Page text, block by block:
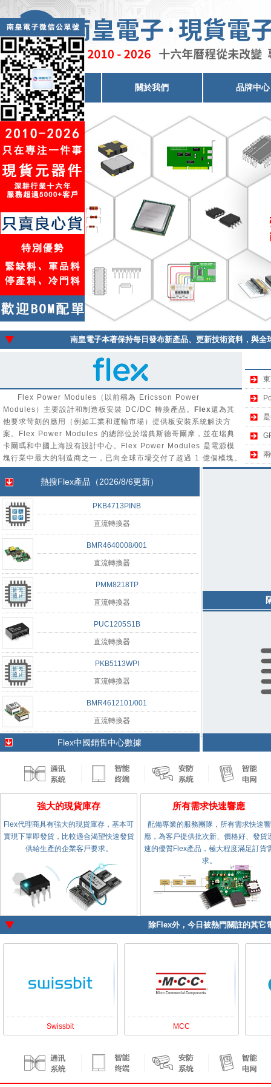
電子元器件代理 關於我們 品牌中心
南皇電子本著保持每日發布新產品、更新技術資料，與全
Flex Power Modules（以前稱為 Ericsson Power
Modules）主要設計和制造板安裝 DC/DC 轉換產品。
Flex還為其
他要求苛刻的應用（例如工業和運輸市場）提供板安裝系統解決方
案。Flex Power Modules 的總部位於瑞典斯德哥爾摩，並在瑞典
卡爾瑪和中國上海設有設計中心。Flex Power Modules 是電源模
塊行業中最大的制造商之一，已向全球市場交付了超過 1 億個模塊。
熱搜Flex產品（2026/8/6更新）
PKB4713PINB
直流轉換器
BMR4640008/001
直流轉換器
PMM8218TP
直流轉換器
PUC1205S1B
直流轉換器
PKB5113WPI
直流轉換器
BMR4612101/001
直流轉換器
Flex中國銷售中心數據
強大的現貨庫存
Flex代理商具有強大的現貨庫存，基本可
實現下單即發貨，比較適合渴望快速發貨
供給生產的企業客戶要求。
所有需求快速響應
配備專業的服務團隊，所有需求快速響
應，為客戶提供批次新、價格好、發貨
速的優質Flex產品，極大程度滿足訂貨
求。
除Flex外，今日被熱門關註的其它
Swissbit MCC